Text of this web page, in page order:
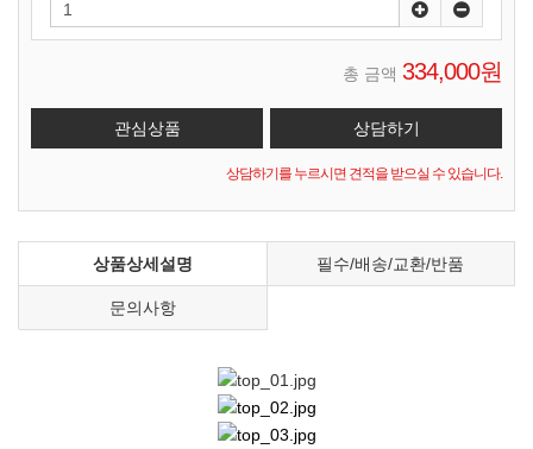
총 금액 334,000원
상담하기를 누르시면 견적을 받으실 수 있습니다.
상품상세설명 필수/배송/교환/반품
문의사항